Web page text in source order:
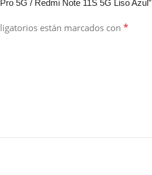
5G / Redmi Note 11S 5G Liso Azul”
están marcados con *